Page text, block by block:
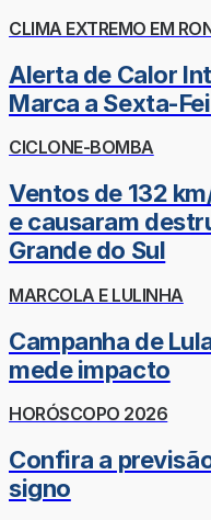
CLIMA EXTREMO EM
Alerta de Calor
Marca a Sexta-
CICLONE-BOMBA
Ventos de 132
e causaram
Grande do Sul
MARCOLA E LULINHA
Campanha de
mede impacto
HORÓSCOPO 2026
Confira a
signo